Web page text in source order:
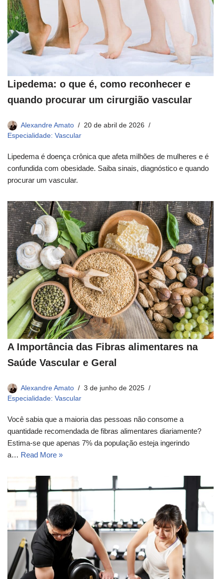
Lipedema: o que é, como reconhecer e
quando procurar um cirurgião vascular
Alexandre Amato
20 de abril de 2026
Especialidade: Vascular
Lipedema é doença crônica que afeta milhões de mulheres e é
confundida com obesidade. Saiba sinais, diagnóstico e quando
procurar um vascular.
A Importância das Fibras alimentares na
Saúde Vascular e Geral
Alexandre Amato
3 de junho de 2025
Especialidade: Vascular
Você sabia que a maioria das pessoas não consome a
quantidade recomendada de fibras alimentares diariamente?
Estima-se que apenas 7% da população esteja ingerindo
a… Read More »